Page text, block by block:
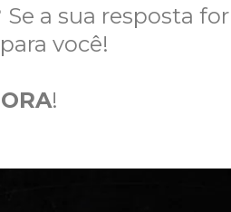
a sua resposta
você!
!